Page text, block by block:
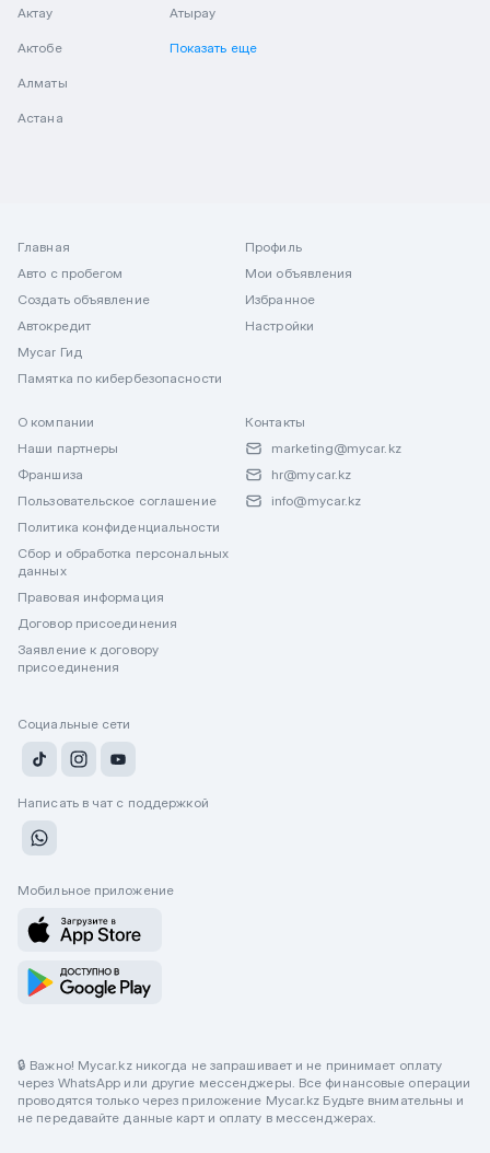
Актау
Актобе
Алматы
Астана
Атырау
Показать еще
Главная
Авто с пробегом
Создать объявление
Автокредит
Mycar Гид
Памятка по кибербезопасности
Профиль
Мои объявления
Избранное
Настройки
О компании
Наши партнеры
Франшиза
Пользовательское соглашение
Политика конфиденциальности
Сбор и обработка персональных
данных
Правовая информация
Договор присоединения
Заявление к договору
присоединения
Контакты
marketing@mycar.kz
hr@mycar.kz
info@mycar.kz
Социальные сети
Написать в чат с поддержкой
Мобильное приложение
🔒 Важно! Mycar.kz никогда не запрашивает и не принимает оплату
через WhatsApp или другие мессенджеры. Все финансовые операции
проводятся только через приложение Mycar.kz Будьте внимательны и
не передавайте данные карт и оплату в мессенджерах.